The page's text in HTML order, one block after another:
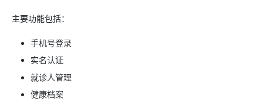
主要功能包括：
手机号登录
实名认证
就诊人管理
健康档案